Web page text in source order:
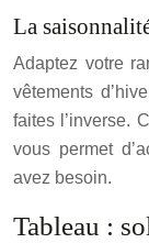
La
Adaptez votre
vêtements
faites l’inverse.
vous permet
avez besoin.
Tableau :